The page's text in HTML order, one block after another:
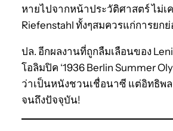
หายไปจากหน้าประวัติศาสตร์ ไม่เ
Riefenstahl ทั้งๆสมควรแก่การยก
ปล. อีกผลงานที่ถูกลืมเลือนของ
โอลิมปิค ‘1936 Berlin Summer
ว่าเป็นหนังชวนเชื่อนาซี แต่อิทธิพ
จนถึงปัจจุบัน!